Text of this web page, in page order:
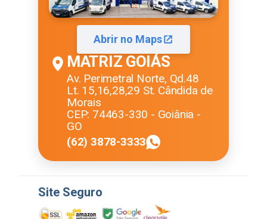
Abrir no Maps
MATRIZ GOIÁS
Av. Perimetral Norte, Qd.48
Lt. 15,16,28,29 St. Cândida de
Morais
CEP: 74463-330 - Goiânia -
GO
(62) 3878-3333
Site Seguro